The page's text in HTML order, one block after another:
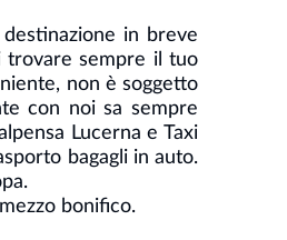
in breve
trovare sempre il tuo
non è soggetto
con noi sa sempre
Lucerna e Taxi
bagagli in auto.
bonifico.